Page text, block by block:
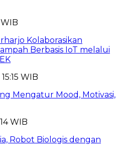
WIB
Kolaborasikan
Berbasis IoT melalui
WIB
Mengatur Mood, Motivasi,
WIB
Robot Biologis dengan